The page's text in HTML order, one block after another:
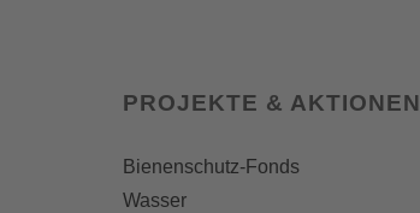
PROJEKTE & AKTIONEN
Bienenschutz-Fonds
Wasser